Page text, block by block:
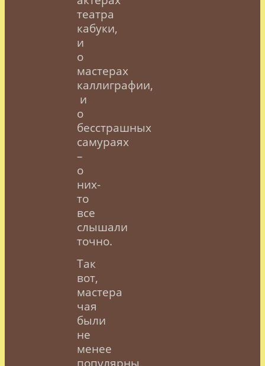
театра
кабуки,
и
о
мастерах
каллиграфии,
и
о
бесстрашных
самураях
–
о
них-
то
все
слышали
точно.
Так
вот,
мастера
чая
были
не
менее
популярны,